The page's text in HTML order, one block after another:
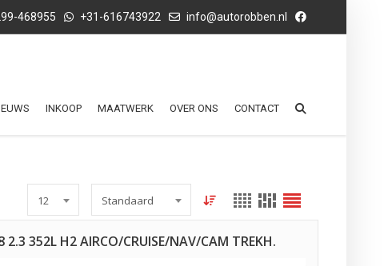
468955 +31-616743922 info@autorobben.nl
INKOOP MAATWERK OVER ONS CONTACT
12 Standaard
2.3 352L H2 AIRCO/CRUISE/NAV/CAM TREKH.